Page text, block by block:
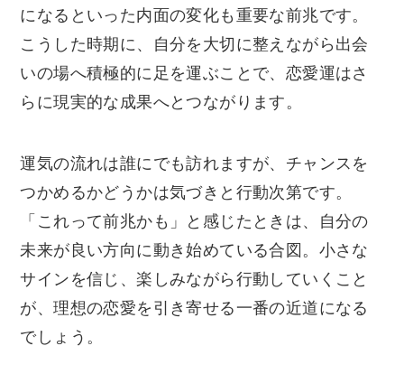
になるといった内面の変化も重要な前兆です。
こうした時期に、自分を大切に整えながら出会
いの場へ積極的に足を運ぶことで、恋愛運はさ
らに現実的な成果へとつながります。
運気の流れは誰にでも訪れますが、チャンスを
つかめるかどうかは気づきと行動次第です。
「これって前兆かも」と感じたときは、自分の
未来が良い方向に動き始めている合図。小さな
サインを信じ、楽しみながら行動していくこと
が、理想の恋愛を引き寄せる一番の近道になる
でしょう。